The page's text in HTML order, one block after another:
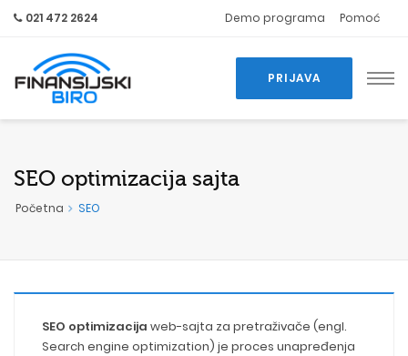
021 472 2624 Demo programa Pomoć
PRIJAVA
SEO optimizacija sajta
Početna SEO
SEO optimizacija web-sajta za pretraživače (engl.
Search engine optimization) je proces unapređenja